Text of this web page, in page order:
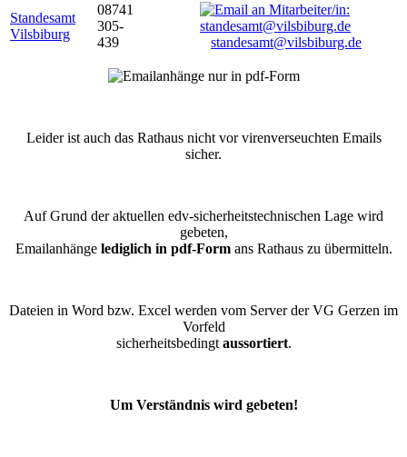
Standesamt
Vilsbiburg
08741
305-
439
standesamt@vilsbiburg.de
Leider ist auch das Rathaus nicht vor virenverseuchten Emails
sicher.
Auf Grund der aktuellen edv-sicherheitstechnischen Lage wird
gebeten,
Emailanhänge lediglich in pdf-Formans Rathaus zu übermitteln.
Dateien in Word bzw. Excel werden vom Server der VG Gerzen im
Vorfeld
sicherheitsbedingt aussortiert.
Um Verständnis wird gebeten!